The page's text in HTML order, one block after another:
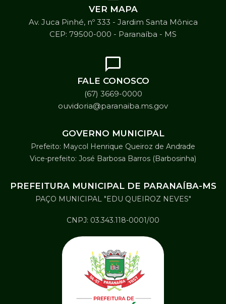
VER MAPA
Av. Juca Pinhé, nº 333 - Jardim Santa Mônica
CEP: 79500-000 - Paranaíba - MS
FALE CONOSCO
(67) 3669-0000
ouvidoria@paranaiba.ms.gov
GOVERNO MUNICIPAL
Prefeito: Maycol Henrique Queiroz de Andrade
Vice-prefeito: José Barbosa Barros (Barbosinha)
PREFEITURA MUNICIPAL DE PARANAÍBA-MS
PAÇO MUNICIPAL "EDU QUEIROZ NEVES"
CNPJ: 03.343.118-0001/00